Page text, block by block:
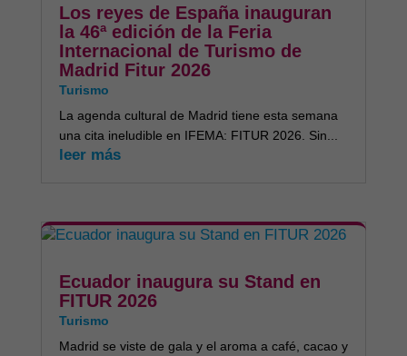
Los reyes de España inauguran
la 46ª edición de la Feria
Internacional de Turismo de
Madrid Fitur 2026
Turismo
La agenda cultural de Madrid tiene esta semana
una cita ineludible en IFEMA: FITUR 2026. Sin...
leer más
Ecuador inaugura su Stand en
FITUR 2026
Turismo
Madrid se viste de gala y el aroma a café, cacao y